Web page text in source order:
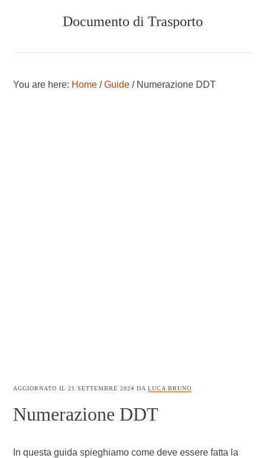
Documento di Trasporto
DI
You are here: Home / Guide /Numerazione DDT
AGGIORNATO IL21 SETTEMBRE 2024 DALUCA BRUNO
Numerazione DDT
In questa guida spieghiamo come deve essere fatta la